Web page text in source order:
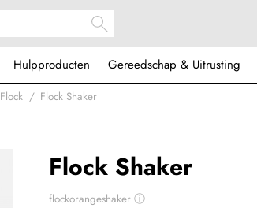
Hulpproducten Gereedschap & Uitrusting
Flock Flock Shaker
Flock Shaker
flockorangeshakerⓘ